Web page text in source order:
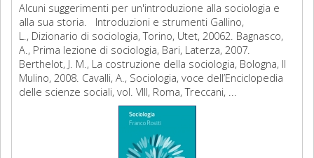
Alcuni suggerimenti per un'introduzione alla sociologia e
alla sua storia. Introduzioni e strumenti Gallino,
L., Dizionario di sociologia, Torino, Utet, 20062. Bagnasco,
A., Prima lezione di sociologia, Bari, Laterza, 2007.
Berthelot, J. M., La costruzione della sociologia, Bologna, Il
Mulino, 2008. Cavalli, A., Sociologia, voce dell’Enciclopedia
delle scienze sociali, vol. VIII, Roma, Treccani, ...